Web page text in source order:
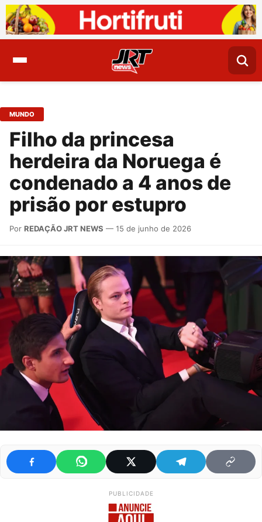
MUNDO
Filho da princesa
herdeira da Noruega é
condenado a 4 anos de
prisão por estupro
Por REDAÇÃO JRT NEWS — 15 de junho de 2026
PUBLICIDADE